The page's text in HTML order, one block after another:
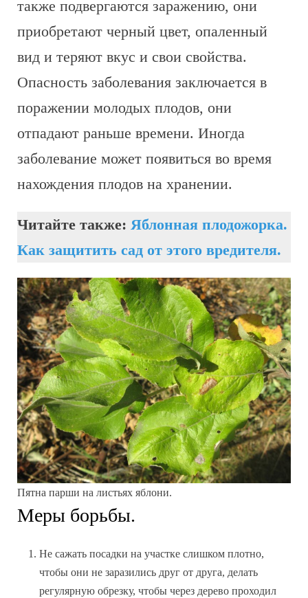
также подвергаются заражению, они
приобретают черный цвет, опаленный
вид и теряют вкус и свои свойства.
Опасность заболевания заключается в
поражении молодых плодов, они
отпадают раньше времени. Иногда
заболевание может появиться во время
нахождения плодов на хранении.
Читайте также: Яблонная плодожорка.
Как защитить сад от этого вредителя.
Пятна парши на листьях яблони.
Меры борьбы.
Не сажать посадки на участке слишком плотно,
чтобы они не заразились друг от друга, делать
регулярную обрезку, чтобы через дерево проходил